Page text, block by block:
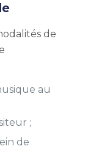
de
au
;
de